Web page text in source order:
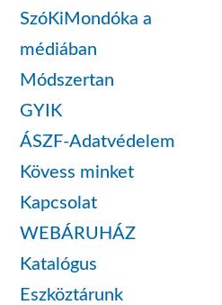
SzóKiMondóka a
médiában
Módszertan
GYIK
ÁSZF-Adatvédelem
Kövess minket
Kapcsolat
WEBÁRUHÁZ
Katalógus
Eszköztárunk